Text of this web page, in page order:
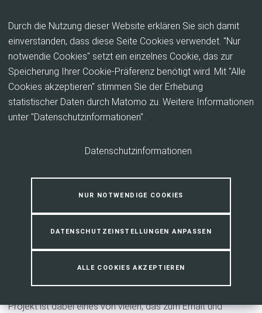
Durch die Nutzung dieser Website erklären Sie sich damit
einverstanden, dass diese Seite Cookies verwendet. "Nur
notwendie Cookies" setzt ein einzelnes Cookie, das zur
Speicherung Ihrer Cookie-Präferenz benötigt wird. Mit "Alle
Cookies akzeptieren" stimmen Sie der Erhebung
statistischer Daten durch Matomo zu. Weitere Informationen
unter "Datenschutzinformationen".
Datenschutzinformationen
NUR NOTWENDIGE COOKIES
DATENSCHUTZEINSTELLUNGEN ANPASSEN
ALLE COOKIES AKZEPTIEREN
Tipps und Informationen zur
Selbstvorsorge
Extremwetterereignisse treten bedingt durch den
finden Sie Informationen, wie Sie sich darauf
Klimaanpassung ist eine
Gemeinschaftsaufgabe
Projekt ist dabei eines von vielen, das zum Erhalt und